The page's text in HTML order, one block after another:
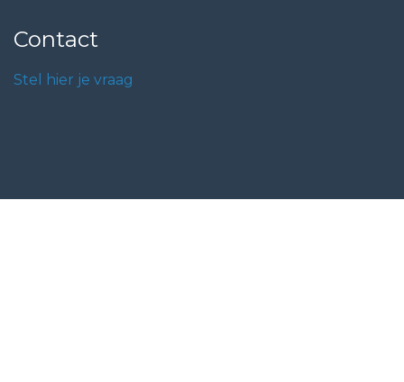
Contact
Stel hier je vraag